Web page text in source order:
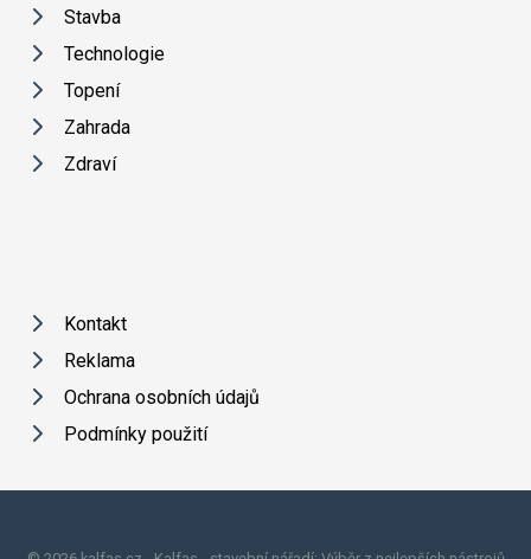
Stavba
Technologie
Topení
Zahrada
Zdraví
Kontakt
Reklama
Ochrana osobních údajů
Podmínky použití